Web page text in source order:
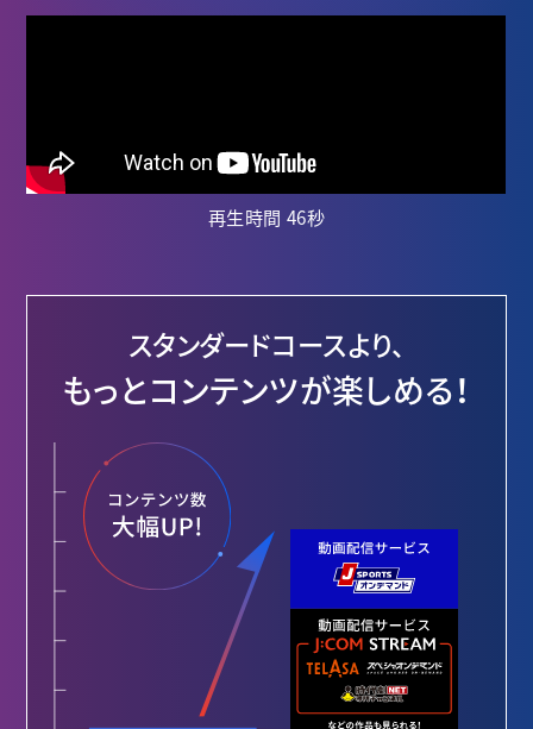
再生時間 46秒
スタンダードコースより、
もっとコンテンツが楽しめる！